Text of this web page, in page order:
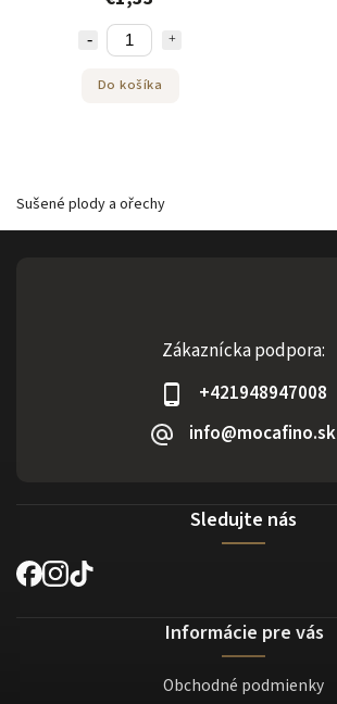
Do košíka
Sušené plody a ořechy
Zákaznícka podpora:
+421948947008
info@mocafino.sk
Sledujte nás
Informácie pre vás
Obchodné podmienky